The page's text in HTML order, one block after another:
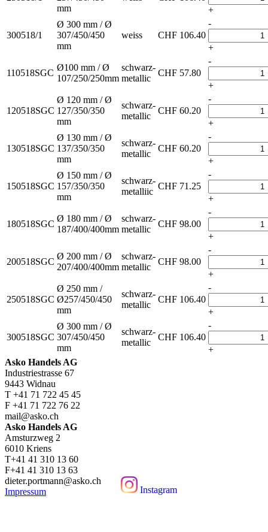
Instagram
mm
+
300518/1
Ø 300 mm / Ø
307/450/450
mm
weiss CHF 106.40
-
+
110518SGC
Ø100 mm / Ø
107/250/250mm
schwarz-
metallic
CHF 57.80
-
+
120518SGC
Ø 120 mm / Ø
127/350/350
mm
schwarz-
metallic
CHF 60.20
-
+
130518SGC
Ø 130 mm / Ø
137/350/350
mm
schwarz-
metallic
CHF 60.20
-
+
150518SGC
Ø 150 mm / Ø
157/350/350
mm
schwarz-
metalliic
CHF 71.25
-
+
180518SGC
Ø 180 mm / Ø
187/400/400mm
schwarz-
metallic
CHF 98.00
-
+
200518SGC
Ø 200 mm / Ø
207/400/400mm
schwarz-
metallic
CHF 98.00
-
+
250518SGC
Ø 250 mm /
Ø257/450/450
mm
schwarz-
metallic
CHF 106.40
-
+
300518SGC
Ø 300 mm / Ø
307/450/450
mm
schwarz-
metallic
CHF 106.40
-
+
Asko Handels AG
Industriestrasse 67
9443 Widnau
T +41 71 722 45 45
F +41 71 722 76 22
mail@asko.ch
Asko Handels AG
Amsturzweg 2
6010 Kriens
T+41 41 310 13 60
F+41 41 310 13 63
dieter.portmann@asko.ch
Impressum